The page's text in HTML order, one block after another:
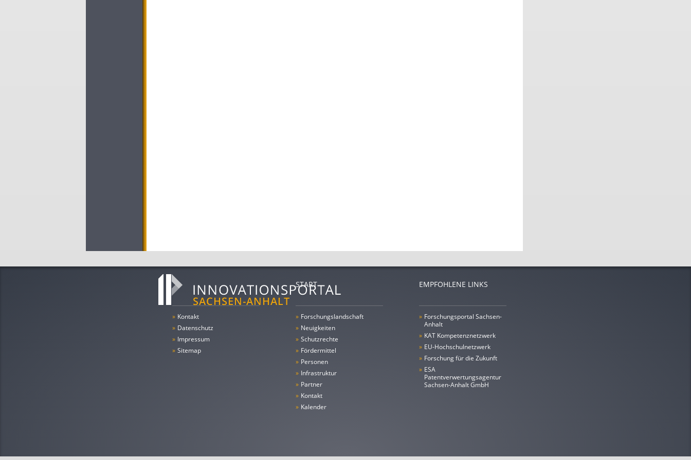
» Kontakt
» Datenschutz
» Impressum
» Sitemap
START
» Forschungs­landschaft
» Neuigkeiten
» Schutzrechte
» Fördermittel
» Personen
» Infrastruktur
» Partner
» Kontakt
» Kalender
EMPFOHLENE LINKS
» Forschungsportal Sachsen-
Anhalt
» KAT Kompetenznetzwerk
» EU-Hochschulnetzwerk
» Forschung für die Zukunft
» ESA
Patentverwertungsagentur
Sachsen-Anhalt GmbH